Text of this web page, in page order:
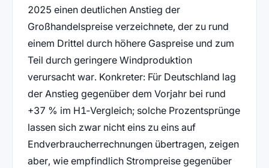
2025 einen deutlichen Anstieg der
Großhandelspreise verzeichnete, der zu rund
einem Drittel durch höhere Gaspreise und zum
Teil durch geringere Windproduktion
verursacht war. Konkreter: Für Deutschland lag
der Anstieg gegenüber dem Vorjahr bei rund
+37 % im H1‑Vergleich; solche Prozentsprünge
lassen sich zwar nicht eins zu eins auf
Endverbraucherrechnungen übertragen, zeigen
aber, wie empfindlich Strompreise gegenüber